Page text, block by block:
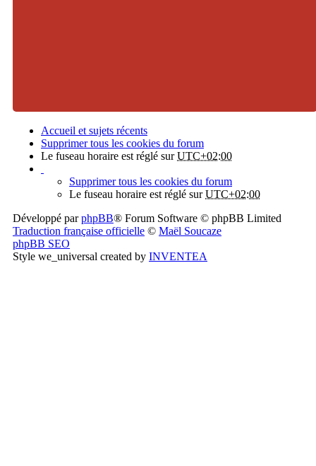
Accueil et sujets récents
Supprimer tous les cookies du forum
Le fuseau horaire est réglé surUTC+02:00
Supprimer tous les cookies du forum
Le fuseau horaire est réglé surUTC+02:00
Développé parphpBB® Forum Software © phpBB Limited
Traduction française officielle © Maël Soucaze
phpBB SEO
Style we_universal created by INVENTEA